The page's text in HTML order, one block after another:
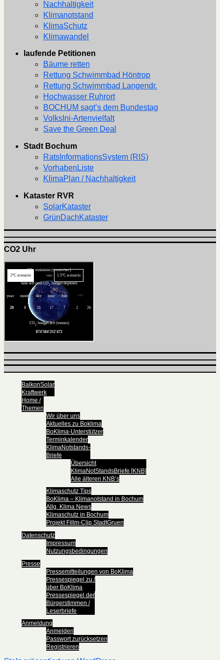
Nachhaltigkeit
Klimanotstand
KlimaSchutz
Klimawandel
laufende Petitionen
Bäume retten
Rettung Schwimmbad Höntrop
Rettung Schwimmbad Langendr.
Hochwasser Ruhrort
BOCHUM sagt’s dem Bundestag
VolksIni-Artenvielfalt
Save the Green Deal
Stadt Bochum
RatsInformationsSystem (RIS)
VorhabenListe
KlimaPlan / Nachhaltigkeit
Kataster RVR
SolarKataster
GrünDachKataster
CO2 Uhr
BalkonSolar
Kraftwerk
Home /
Themen
Wir über uns
Aktuelles zu Boklima
BoKlima-Unterstützer
Terminkalender
KlimaNotstands-
Briefe
Übersicht
KlimaNotStandsBriefe [KNB]
Alle älteren KNB’s
Klimaschutz Tips
BoKlima – Klimanotstand in Bochum
Allg. Klima News
Klimaschutz in Bochum
Projekt Fillm-Clip StadtGruen
Datenschutz
Impressum
Nutzungsbedingungen
Presse
Pressemitteilungen von BoKlima
Pressespiegel zu /
über BoKlima
Pressespiegel der
Bürgerstimmen /
Leserbriefe
Anmeldung
Anmelden
Passwort zurücksetzen
Registrieren